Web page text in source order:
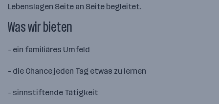
Lebenslagen Seite an Seite begleitet.
Was wir bieten
- ein familiäres Umfeld
- die Chance jeden Tag etwas zu lernen
- sinnstiftende Tätigkeit